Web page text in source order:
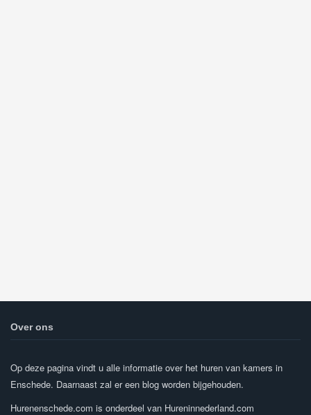
Over ons
Op deze pagina vindt u alle informatie over het huren van kamers in
Enschede. Daarnaast zal er een blog worden bijgehouden.
Hurenenschede.com is onderdeel van Hureninnederland.com